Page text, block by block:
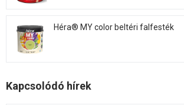
Héra® MY color beltéri falfesték
Kapcsolódó hírek